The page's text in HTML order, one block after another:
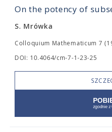
On the potency of
S. Mrówka
Colloquium Mathematicum 7
DOI: 10.4064/cm-7-1-23-25